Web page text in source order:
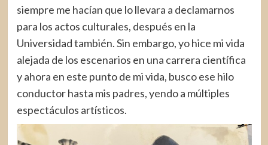
siempre me hacían que lo llevara a declamarnos
para los actos culturales, después en la
Universidad también. Sin embargo, yo hice mi vida
alejada de los escenarios en una carrera científica
y ahora en este punto de mi vida, busco ese hilo
conductor hasta mis padres, yendo a múltiples
espectáculos artísticos.